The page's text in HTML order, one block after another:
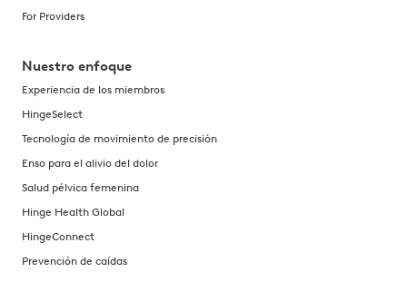
For Providers
Nuestro enfoque
Experiencia de los miembros
HingeSelect
Tecnología de movimiento de precisión
Enso para el alivio del dolor
Salud pélvica femenina
Hinge Health Global
HingeConnect
Prevención de caídas